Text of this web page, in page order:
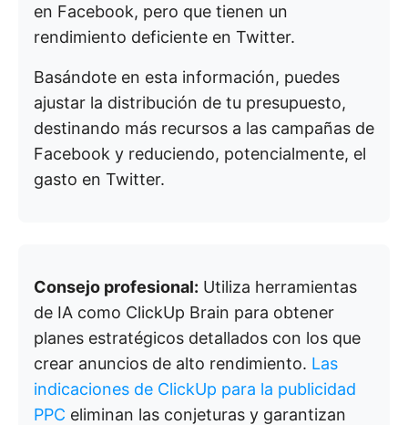
en Facebook, pero que tienen un
rendimiento deficiente en Twitter.
Basándote en esta información, puedes
ajustar la distribución de tu presupuesto,
destinando más recursos a las campañas de
Facebook y reduciendo, potencialmente, el
gasto en Twitter.
Consejo profesional: Utiliza herramientas
de IA como ClickUp Brain para obtener
planes estratégicos detallados con los que
crear anuncios de alto rendimiento. Las
indicaciones de ClickUp para la publicidad
PPC eliminan las conjeturas y garantizan